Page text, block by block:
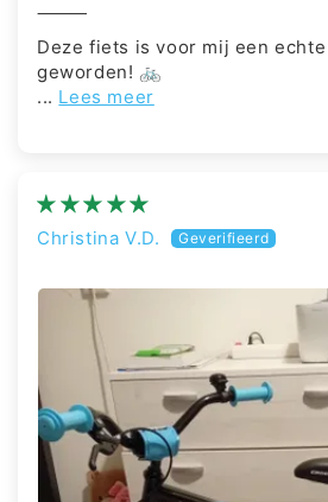
⸻
Deze fiets is voor mij een
geworden! 🚲
... Lees meer
Christina V.D.